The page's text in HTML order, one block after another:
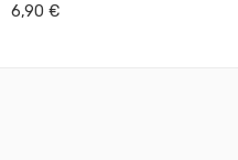
6,90 €